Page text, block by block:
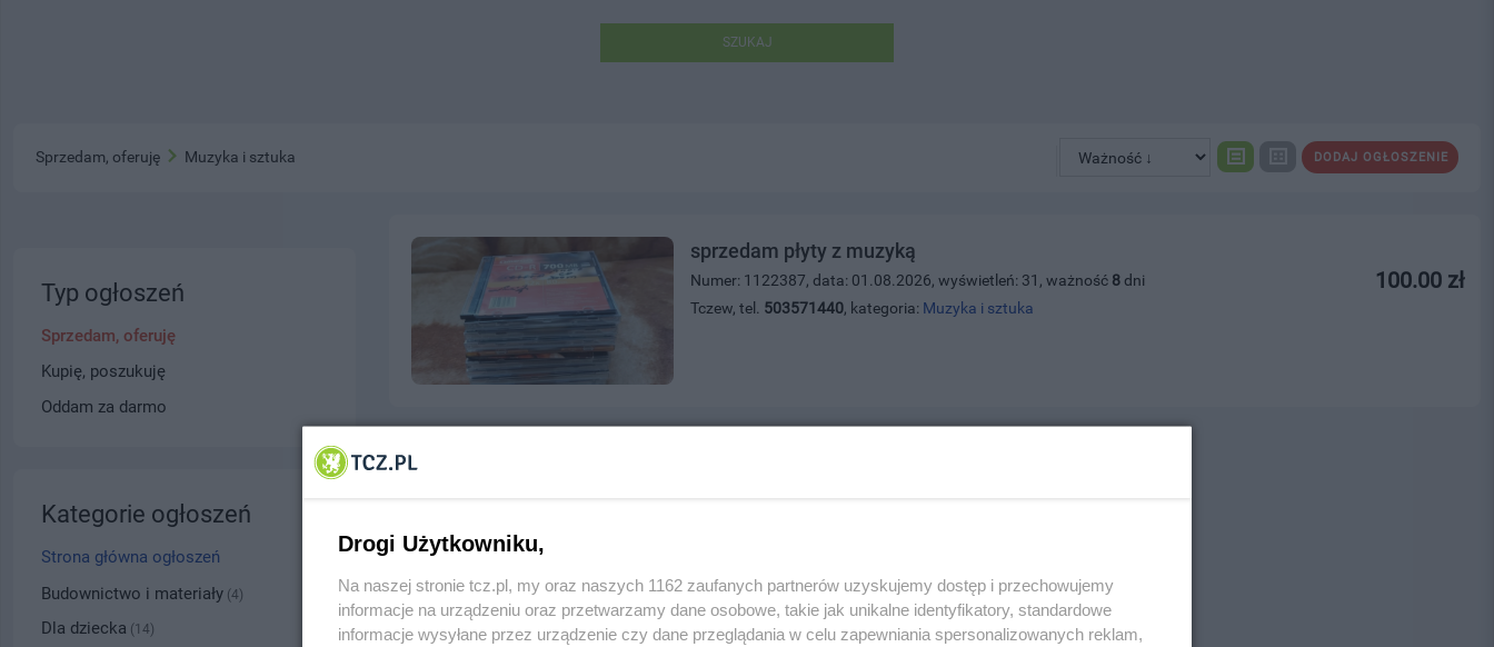
SZUKAJ
DODAJ OGŁOSZENIE
Sprzedam, oferuję Muzyka i sztuka
sprzedam płyty z muzyką
100.00 zł
Numer: 1122387, data: 01.08.2026, wyświetleń: 31, ważność 8 dni
Tczew, tel. 503571440, kategoria: Muzyka i sztuka
Typ ogłoszeń
Sprzedam, oferuję
Kupię, poszukuję
Oddam za darmo
Kategorie ogłoszeń
Strona główna ogłoszeń
Budownictwo i materiały (4)
Dla dziecka (14)
Drogi Użytkowniku,
Na naszej stronie tcz.pl, my oraz naszych 1162 zaufanych partnerów uzyskujemy dostęp i przechowujemy
informacje na urządzeniu oraz przetwarzamy dane osobowe, takie jak unikalne identyfikatory, standardowe
informacje wysyłane przez urządzenie czy dane przeglądania w celu zapewniania spersonalizowanych reklam,